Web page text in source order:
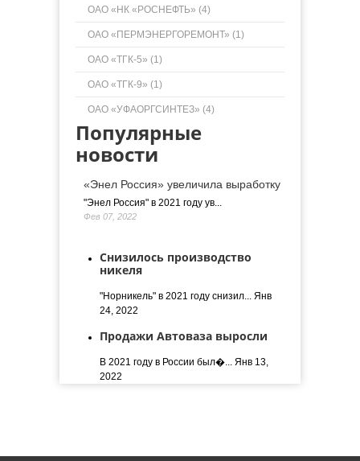
ОАО «НК «РОСНЕФТЬ» (4)
ОАО «ПЕРМЭНЕРГОРЕМОНТ» (1)
ОАО «ТГК-5» (1)
ОАО «ТГК-9» (1)
ОАО «УФАОРГСИНТЕЗ» (4)
Популярные
новости
«Энел Россия» увеличила выработку
"Энел Россия" в 2021 году ув...
Фев 07, 2022
Снизилось производство
никеля
"Норникель" в 2021 году снизил... Янв
24, 2022
Продажи Автоваза выросли
В 2021 году в России был�... Янв 13,
2022